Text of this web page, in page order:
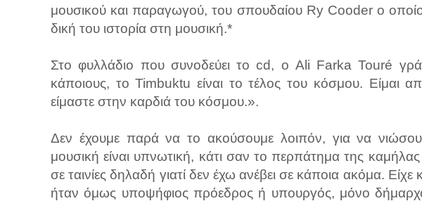
μουσικού και παραγωγού, του σπουδαίου Ry Cooder ο
δική του ιστορία στη μουσική.*
Στο φυλλάδιο που συνοδεύει το cd, ο Ali Farka Touré
κάποιους, το Timbuktu είναι το τέλος του κόσμου. Είμαι
είμαστε στην καρδιά του κόσμου.».
Δεν έχουμε παρά να το ακούσουμε λοιπόν, για να
μουσική είναι υπνωτική, κάτι σαν το περπάτημα της
σε ταινίες δηλαδή γιατί δεν έχω ανέβει σε κάποια ακόμα. Είχε
ήταν όμως υποψήφιος πρόεδρος ή υπουργός, μόνο